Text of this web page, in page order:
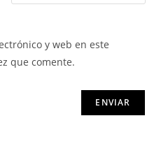
y web en este
que comente.